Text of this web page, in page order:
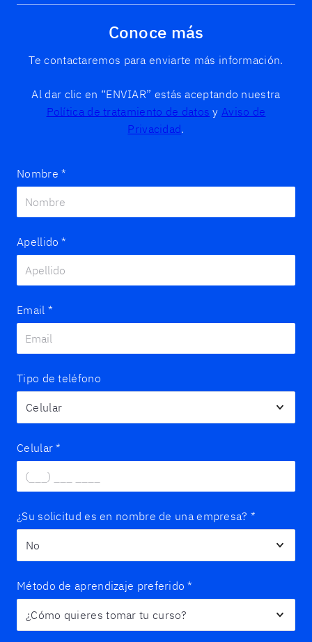
Conoce más
Te contactaremos para enviarte más información.
Al dar clic en “ENVIAR” estás aceptando nuestra
Política de tratamiento de datos yAviso de
Privacidad.
Nombre *
Apellido *
Email *
Tipo de teléfono
Celular *
¿Su solicitud es en nombre de una empresa? *
Método de aprendizaje preferido *